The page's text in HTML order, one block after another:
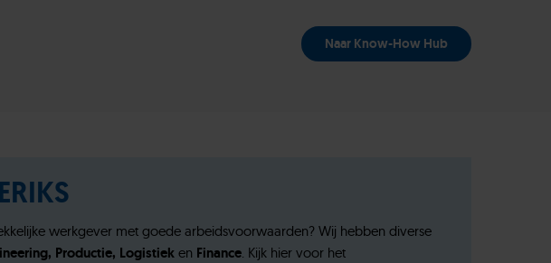
Naar Know-How Hub
werkgever met goede arbeidsvoorwaarden? Wij hebben diverse
Productie, Logistiek en Finance. Kijk hier voor het